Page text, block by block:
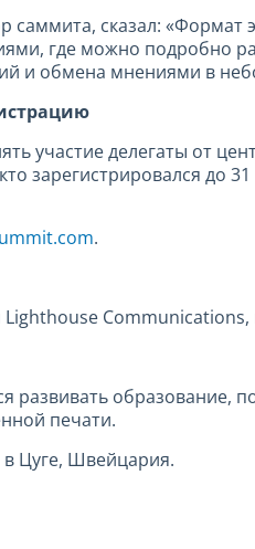
саммита, сказал: «Формат
где можно подробно
и обмена мнениями в
участие делегаты от
зарегистрировался до
.
развивать образование,
печати.
Цуге, Швейцария.